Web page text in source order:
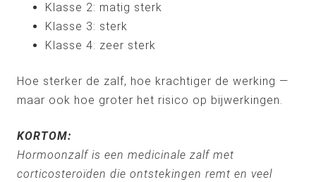
Klasse 2: matig sterk
Klasse 3: sterk
Klasse 4: zeer sterk
Hoe sterker de zalf, hoe krachtiger de werking —
maar ook hoe groter het risico op bijwerkingen.
KORTOM:
Hormoonzalf is een medicinale zalf met
corticosteroïden die ontstekingen remt en veel